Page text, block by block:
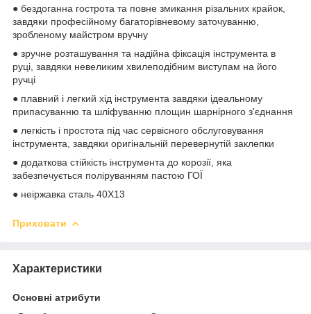
● бездоганна гострота та повне змикання різальних крайок,
завдяки професійному багаторівневому заточуванню,
зробленому майстром вручну
● зручне розташування та надійна фіксація інструмента в
руці, завдяки невеликим хвилеподібним виступам на його
ручці
● плавний і легкий хід інструмента завдяки ідеальному
припасуванню та шліфуванню площин шарнірного з'єднання
● легкість і простота під час сервісного обслуговування
інструмента, завдяки оригінальній перевернутій заклепки
● додаткова стійкість інструмента до корозії, яка
забезпечується поліруванням пастою ГОЇ
● неіржавка сталь 40Х13
Приховати
Характеристики
Основні атрибути